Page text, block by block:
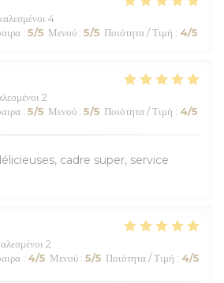
4
: 5/5 Μενού : 5/5 Ποιότητα / Τιμή : 4/5
2
: 5/5 Μενού : 5/5 Ποιότητα / Τιμή : 4/5
cadre super, service
2
: 4/5 Μενού : 5/5 Ποιότητα / Τιμή : 4/5